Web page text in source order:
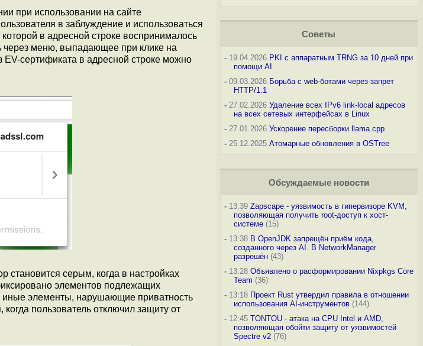
при использовании на сайте
в заблуждение и использоваться
в адресной строке воспринималось
через меню, выпадающее при клике на
сертификата в адресной строке можно
становится серым, когда в настройках
элементов подлежащих
иные элементы, нарушающие приватность
пользователь отключил защиту от
Советы
-19.04.2026 PKI с аппаратным TRNG за 10 дней при
помощи AI
-09.03.2026 Борьба с web-ботами через запрет
HTTP/1.1
-27.02.2026 Удаление всех IPv6 link-local адресов
на всех сетевых интерфейсах в Linux
-27.01.2026 Ускорение пересборки llama.cpp
-25.12.2025 Атомарные обновления в OSTree
Обсуждаемые новости
-13:39 Zapscape - уязвимость в гипервизоре KVM,
позволяющая получить root-доступ к хост-
системе(15)
-13:38 В OpenJDK запрещён приём кода,
созданного через AI. В NetworkManager
разрешён(43)
-13:28 Объявлено о расформировании Nixpkgs Core
Team (36)
-13:18 Проект Rust утвердил правила в отношении
использования AI-инструментов(144)
-12:45 TONTOU - атака на CPU Intel и AMD,
позволяющая обойти защиту от уязвимостей
Spectre v2(76)